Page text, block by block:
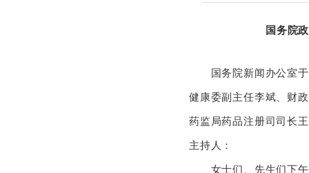
国务院
国务院新闻办公室于
健康委副主任李斌、财
药监局药品注册司司长
主持人：
女士们、先生们下午